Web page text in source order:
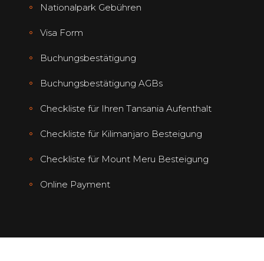
Nationalpark Gebühren
Visa Form
Buchungsbestätigung
Buchungsbestätigung AGBs
Checkliste für Ihren Tansania Aufenthalt
Checkliste für Kilimanjaro Besteigung
Checkliste für Mount Meru Besteigung
Online Payment